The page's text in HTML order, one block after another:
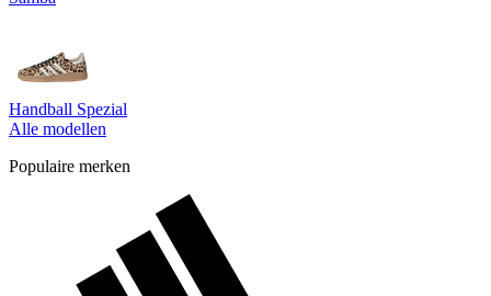
Handball Spezial
Alle modellen
Populaire merken